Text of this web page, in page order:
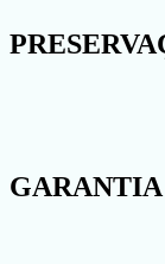
GARANTIA